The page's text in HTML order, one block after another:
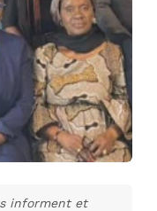
informent et